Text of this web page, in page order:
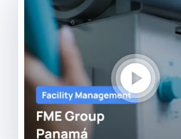
play_circle